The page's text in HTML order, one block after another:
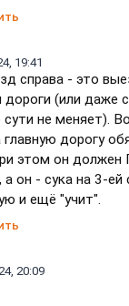
19:41
справа - это
дороги (или даже
сути не меняет).
дорогу
этом он
а он - сука на 3-ей
и ещё "учит".
20:09